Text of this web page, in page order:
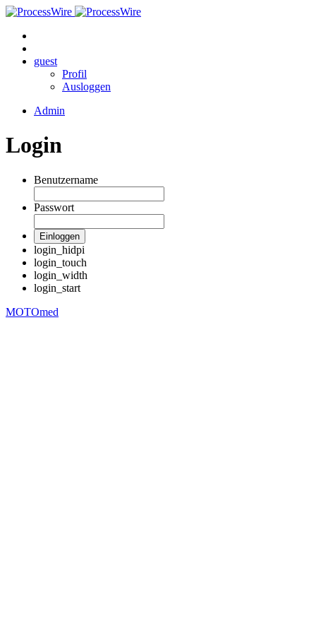
guest
Profil
Ausloggen
Admin
Login
Benutzername
Passwort
Einloggen
login_hidpi
login_touch
login_width
login_start
MOTOmed